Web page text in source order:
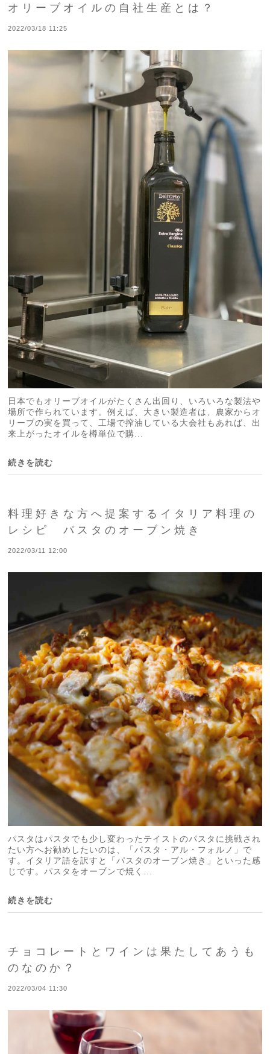
オリーブオイルの自社生産とは？
2022/03/18 11:25
日本でもオリーブオイルがたくさん出回り、いろいろな製法や
場所で作られています。例えば、大きい製造者は、農家からオ
リーブの実を買って、工場で搾油している大会社もあれば、出
来上がったオイルを樽単位で購...
続きを読む
料理好きな方へ提案するイタリア料理の
レシピ パスタのオーブン焼き
2022/03/11 12:00
パスタはパスタでも少し変わったテイストのパスタに挑戦され
たい方へお勧めしたいのは、「パスタ・アル・フォルノ」で
す。イタリア語を訳すと「パスタのオーブン焼き」といった感
じです。パスタをオーブンで焼く...
続きを読む
チョコレートとワインは果たしてあうも
のなのか？
2022/03/04 11:30